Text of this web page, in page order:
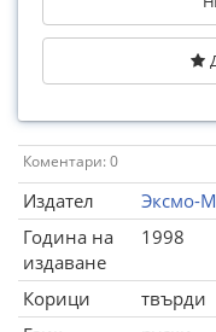
Коментари: 0
Издател
Эксмо-
Година на
издаване
1998
Корици
твърди